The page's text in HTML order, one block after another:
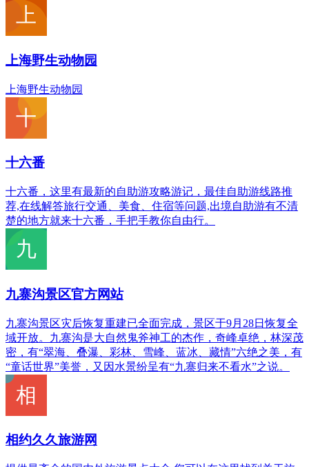
上海野生动物园
上海野生动物园
十六番
十六番，这里有最新的自助游攻略游记，最佳自助游线路推
荐,在线解答旅行交通、美食、住宿等问题,出境自助游有不清
楚的地方就来十六番，手把手教你自由行。
九寨沟景区官方网站
九寨沟景区灾后恢复重建已全面完成，景区于9月28日恢复全
域开放。九寨沟是大自然鬼斧神工的杰作，奇峰卓绝，林深茂
密，有“翠海、叠瀑、彩林、雪峰、蓝冰、藏情”六绝之美，有
“童话世界”美誉，又因水景纷呈有“九寨归来不看水”之说。
相约久久旅游网